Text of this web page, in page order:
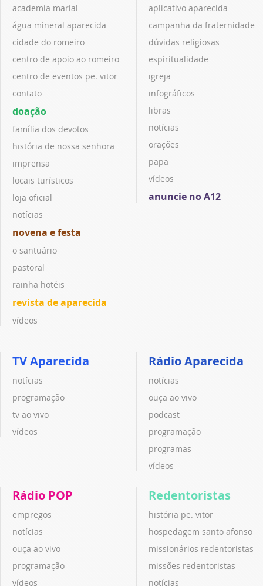
academia marial
água mineral aparecida
cidade do romeiro
centro de apoio ao romeiro
centro de eventos pe. vitor
contato
doação
família dos devotos
história de nossa senhora
imprensa
locais turísticos
loja oficial
notícias
novena e festa
o santuário
pastoral
rainha hotéis
revista de aparecida
vídeos
aplicativo aparecida
campanha da fraternidade
dúvidas religiosas
espiritualidade
igreja
infográficos
libras
notícias
orações
papa
vídeos
anuncie no A12
TV Aparecida
notícias
programação
tv ao vivo
vídeos
Rádio Aparecida
notícias
ouça ao vivo
podcast
programação
programas
vídeos
Rádio POP
empregos
notícias
ouça ao vivo
programação
vídeos
Redentoristas
história pe. vitor
hospedagem santo afonso
missionários redentoristas
missões redentoristas
notícias